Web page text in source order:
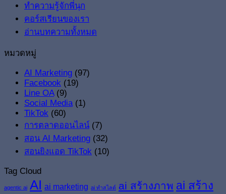
ทำความรู้จักพี่นุก
คอร์สเรียนของเรา
อ่านบทความทั้งหมด
หมวดหมู่
AI Marketing (97)
Facebook (19)
Line OA(9)
Social Media(1)
TikTok (60)
การตลาดออนไลน์ (7)
สอน AI Marketing (32)
สอนยิงแอด TikTok (10)
Tag Cloud
agentic ai AI ai marketing ai ทำสไลด์ ai สร้างภาพ ai สร้าง